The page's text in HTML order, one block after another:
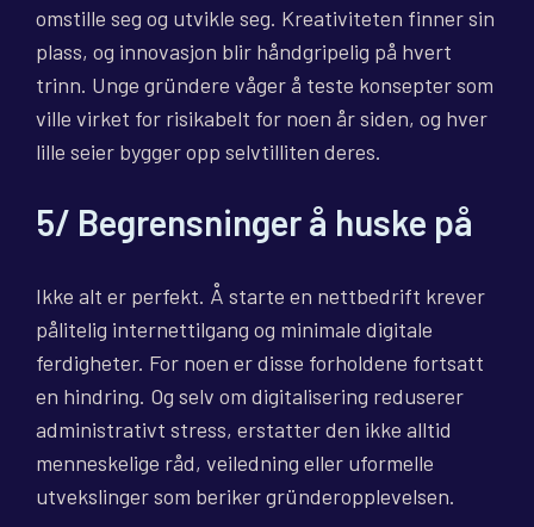
omstille seg og utvikle seg. Kreativiteten finner sin
plass, og innovasjon blir håndgripelig på hvert
trinn. Unge gründere våger å teste konsepter som
ville virket for risikabelt for noen år siden, og hver
lille seier bygger opp selvtilliten deres.
5/ Begrensninger å huske på
Ikke alt er perfekt. Å starte en nettbedrift krever
pålitelig internettilgang og minimale digitale
ferdigheter. For noen er disse forholdene fortsatt
en hindring. Og selv om digitalisering reduserer
administrativt stress, erstatter den ikke alltid
menneskelige råd, veiledning eller uformelle
utvekslinger som beriker gründeropplevelsen.